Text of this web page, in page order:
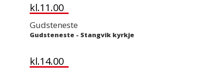
kl.11.00
Gudsteneste
Gudsteneste - Stangvik kyrkje
kl.14.00